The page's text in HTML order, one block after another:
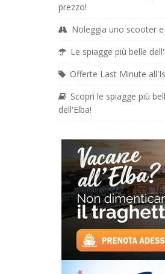
prezzo!
Noleggia uno scooter
Le spiagge più belle
Offerte Last Minute
Scopri le spiagge più
dell'Elba!